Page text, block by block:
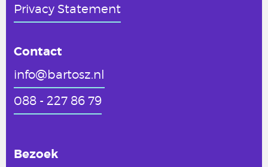
Privacy Statement
Contact
info@bartosz.nl
088 - 227 86 79
Bezoek